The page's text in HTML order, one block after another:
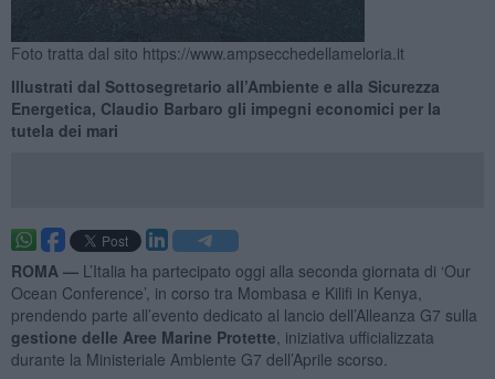
Foto tratta dal sito https://www.ampsecchedellameloria.it
Illustrati dal Sottosegretario all’Ambiente e alla Sicurezza
Energetica, Claudio Barbaro gli impegni economici per la
tutela dei mari
ROMA — L’Italia ha partecipato oggi alla seconda giornata di ‘Our
Ocean Conference’, in corso tra Mombasa e Kilifi in Kenya,
prendendo parte all’evento dedicato al lancio dell’Alleanza G7 sulla
gestione delle Aree Marine Protette , iniziativa ufficializzata
durante la Ministeriale Ambiente G7 dell’Aprile scorso.